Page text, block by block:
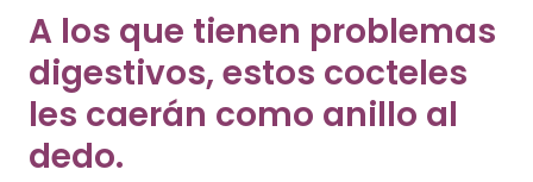
A los que tienen problemas
digestivos, estos cocteles
les caerán como anillo al
dedo.